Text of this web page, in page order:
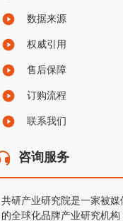
数据来源
权威引用
售后保障
订购流程
联系我们
咨询服务
共研产业研究院是一家被
的全球化品牌产业研究机